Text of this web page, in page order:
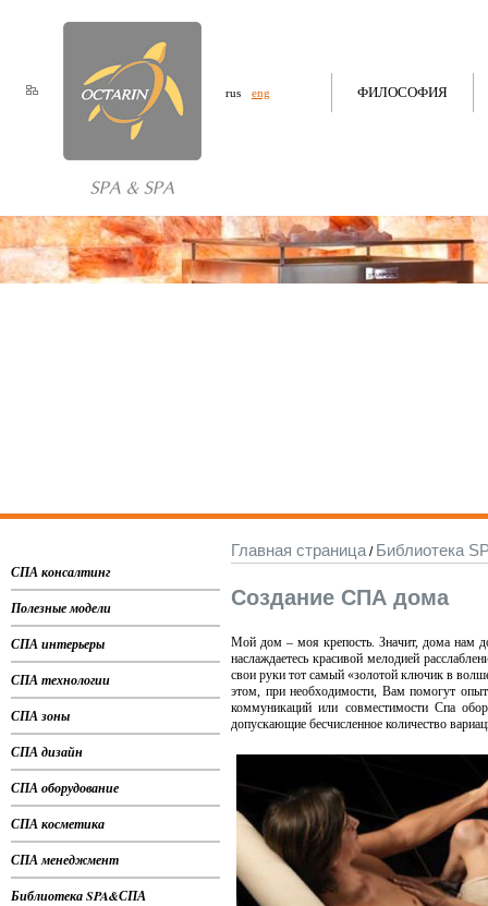
rus eng ФИЛОСОФИЯ
СПА консалтинг
Полезные модели
СПА интерьеры
СПА технологии
СПА зоны
СПА дизайн
СПА оборудование
СПА косметика
СПА менеджмент
Библиотека SPA&СПА
Главная страница/ Библиотека
Создание СПА дома
Мой дом – моя крепость. Значит, дома нам
наслаждаетесь красивой мелодией
свои руки тот самый «золотой ключик в
этом, при необходимости, Вам помогут
коммуникаций или совместимости Спа
допускающие бесчисленное количество